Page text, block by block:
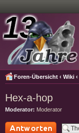
Foren-Übersicht ‹ Wiki ‹
Hex-a-hop
Moderator: Moderator